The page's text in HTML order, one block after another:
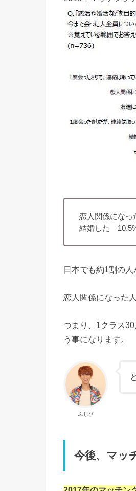
恋人関係にな
結婚した
日本でも約1割の
恋人関係になった
つまり、1クラス
う事になります。
ふじぴ
今後、マッ